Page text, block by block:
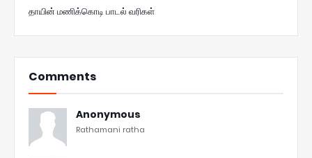
தாயின் மணிக்கொடி பாடல் வரிகள்
Comments
Anonymous
Rathamani ratha